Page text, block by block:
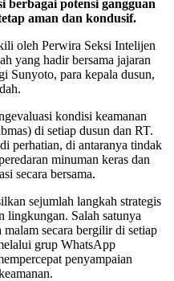
berbagai potensi gangguan
aman dan kondusif.
oleh Perwira Seksi Intelijen
yang hadir bersama jajaran
Sunyoto, para kepala dusun,
kondisi keamanan
di setiap dusun dan RT.
perhatian, di antaranya tindak
minuman keras dan
secara bersama.
sejumlah langkah strategis
lingkungan. Salah satunya
secara bergilir di setiap
grup WhatsApp
penyampaian